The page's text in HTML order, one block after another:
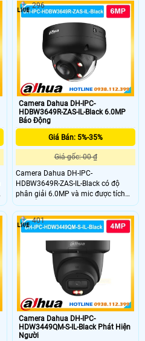
độ. Trang bị công nghệ chiếu sáng
kép tầm xa 50m kết hợp AI thông
minh giúp nhận diện chính xác
người và phương tiện.
Camera Dahua DH-IPC-
HDBW3649R-ZAS-IL-Black 6.0MP
Báo Động
Giá Bán: 5%-35%
Giá gốc: 00 ₫
Camera Dahua DH-IPC-
HDBW3649R-ZAS-IL-Black có độ
phân giải 6.0MP và mic được tích
hợp sẳn trong camera giám sát vừa
ghi hình và âm thanh rỏ ràng. DH-
IPC-HDBW3649R-ZAS-IL-Black sử
dụng chip AI chuyên dụng giúp phát
hiện chuyển động chính sát tuyệt
đối
296
Camera Dahua DH-IPC-
HDW3449QM-S-IL-Black Phát Hiện
Người
401